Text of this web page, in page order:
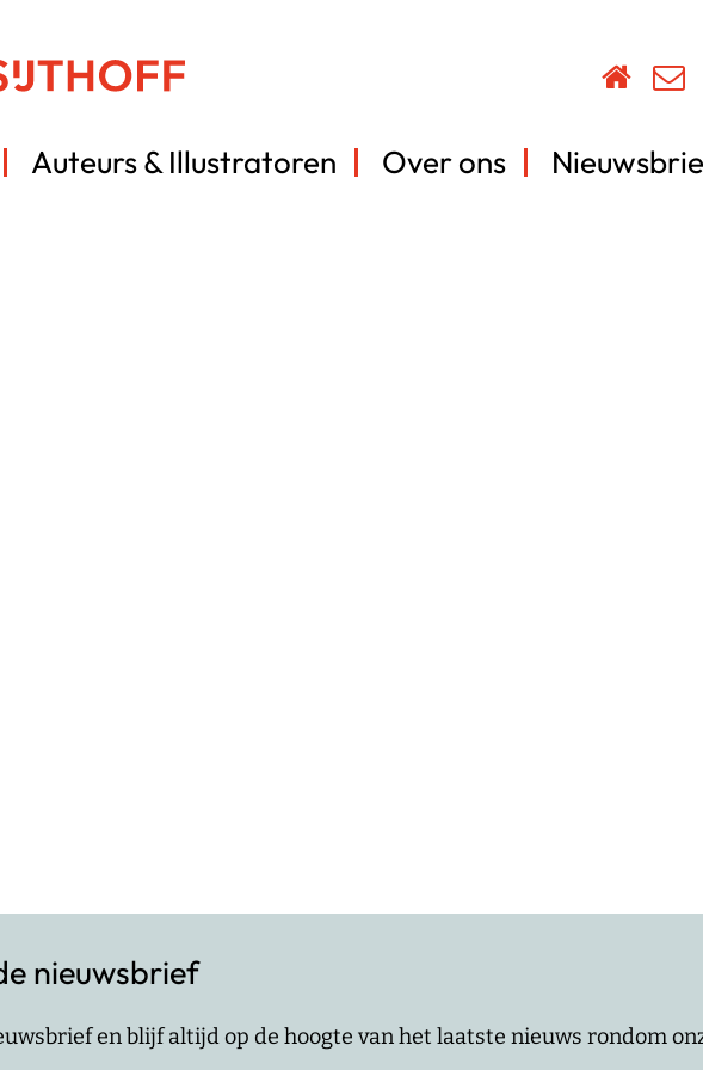
Auteurs & Illustratoren Over ons
nieuwsbrief
en blijf altijd op de hoogte van het laatste nieuws rondom